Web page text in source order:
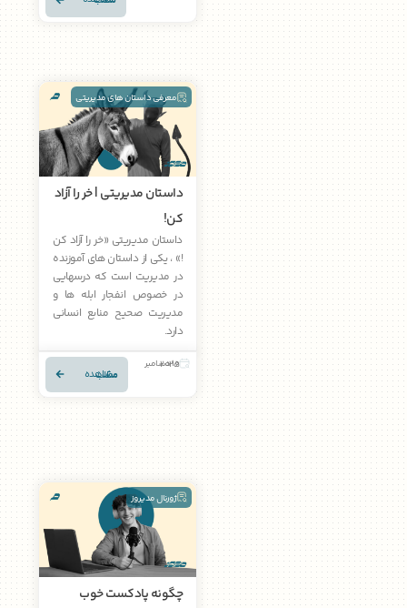
معرفی داستان های مدیریتی
داستان مدیریتی | خر را آزاد
کن!
داستان مدیریتی «خر را آزاد کن
!» ، یکی از داستان های آموزنده
در مدیریت است که درسهایی
در خصوص انفجار ابله ها و
مدیریت صحیح منابع انسانی
دارد.
10 دسامبر 2025
ژورنال مدیروز
چگونه پادکست خوب